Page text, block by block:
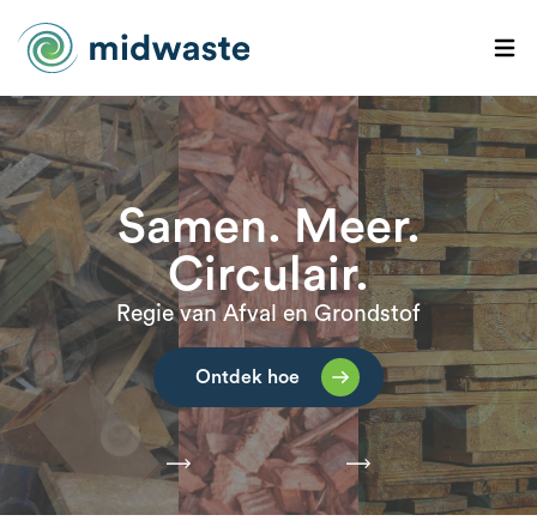
Samen. Meer.
Circulair.
Regie van Afval en Grondstof
Ontdek hoe